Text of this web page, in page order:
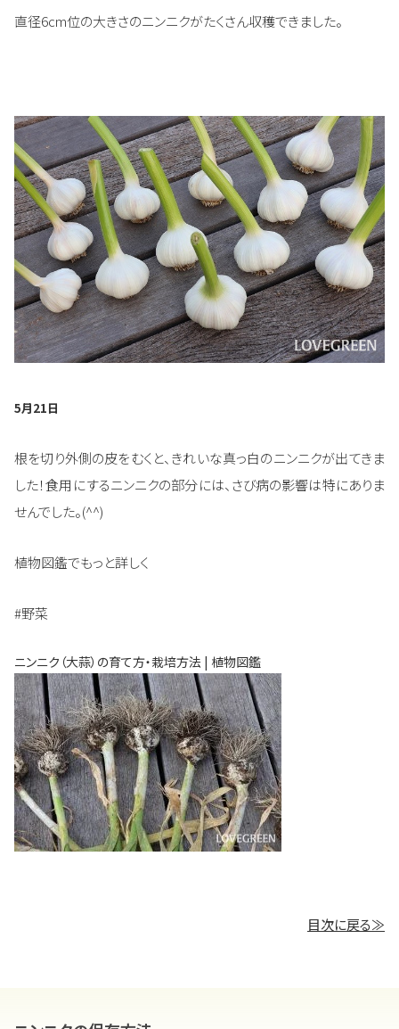
直径6cm位の大きさのニンニクがたくさん収穫できました。
5月21日
根を切り外側の皮をむくと、きれいな真っ白のニンニクが出てきま
した！食用にするニンニクの部分には、さび病の影響は特にありま
せんでした。(^^)
植物図鑑でもっと詳しく
#野菜
ニンニク（大蒜）の育て方・栽培方法 | 植物図鑑
目次に戻る≫